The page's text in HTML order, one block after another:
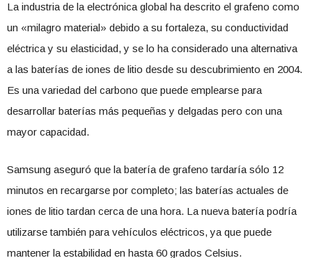
La industria de la electrónica global ha descrito el grafeno como
un «milagro material» debido a su fortaleza, su conductividad
eléctrica y su elasticidad, y se lo ha considerado una alternativa
a las baterías de iones de litio desde su descubrimiento en 2004.
Es una variedad del carbono que puede emplearse para
desarrollar baterías más pequeñas y delgadas pero con una
mayor capacidad.
Samsung aseguró que la batería de grafeno tardaría sólo 12
minutos en recargarse por completo; las baterías actuales de
iones de litio tardan cerca de una hora. La nueva batería podría
utilizarse también para vehículos eléctricos, ya que puede
mantener la estabilidad en hasta 60 grados Celsius.